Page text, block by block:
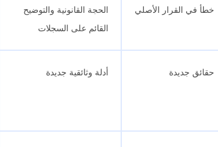
خطأ في القرار الأصلي
الحجة القانونية والتوضيح
القائم على السجلات
حقائق جديدة أدلة وثائقية جديدة